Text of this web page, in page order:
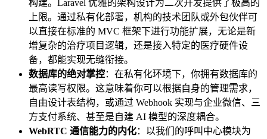
构建。Laravel 优雅的架构设计为二次开发提供了极高的
上限。通过私有化部署，机构的技术团队或外包伙伴可
以直接在标准的 MVC 框架下进行功能扩展，无论是新
增复杂的治疗项目逻辑，还是接入特定的医疗硬件设
备，都能实现无缝衔接。
数据库的绝对掌控：在私有化环境下，你拥有数据库的
最高读写权限。这意味着你可以根据自身的管理需求，
自由设计表结构，或通过 Webhook 实现与企业微信、三
方支付系统、甚至是自建 AI 模型的深度耦合。
WebRTC 通信能力的内化：以我们的呼叫中心模块为